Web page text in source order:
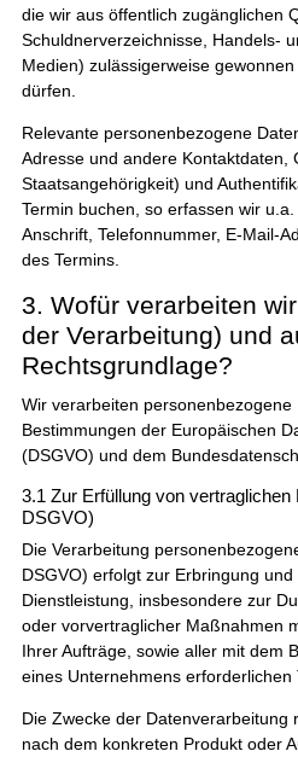
die wir aus öffentlich zugänglichen
Schuldnerverzeichnisse, Handels-
Medien) zulässigerweise
dürfen.
Relevante personenbezogene
Adresse und andere Kontaktdaten,
Staatsangehörigkeit) und
Termin buchen, so erfassen wir
Anschrift, Telefonnummer, E-Mail-
des Termins.
3. Wofür verarbeiten
der Verarbeitung) und
Rechtsgrundlage?
Wir verarbeiten
Bestimmungen der Europäischen
(DSGVO) und dem
3.1 Zur Erfüllung von
DSGVO)
Die Verarbeitung
DSGVO) erfolgt zur Erbringung
Dienstleistung, insbesondere zur
oder vorvertraglicher Maßnahmen
Ihrer Aufträge, sowie aller mit dem
eines Unternehmens erforderlichen
Die Zwecke der Datenverarbeitung
nach dem konkreten Produkt oder